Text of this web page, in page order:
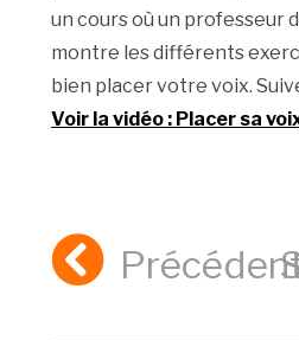
un cours où un professeur
montre les différents
bien placer votre voix.
Voir la vidéo : Placer sa